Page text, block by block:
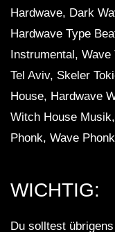
Hardwave, Dark
Hardwave Type
Instrumental,
Tel Aviv, Skeler
House, Hardwave
Witch House
Phonk, Wave
WICHTIG:
Du solltest